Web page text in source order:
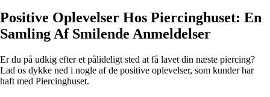
Positive Oplevelser Hos Piercinghuset: En
Samling Af Smilende Anmeldelser
Er du på udkig efter et pålideligt sted at få lavet din næste piercing?
Lad os dykke ned i nogle af de positive oplevelser, som kunder har
haft med Piercinghuset.